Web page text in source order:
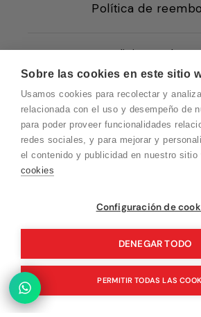
Sobre las cookies en este sitio
Usamos cookies para recolectar y
relacionada con el uso y desempeño de
para poder proveer funcionalidades
redes sociales, y para mejorar y
el contenido y publicidad en nuestro sitio
cookies
Configuración de
DENEGAR TODO
PERMITIR TODAS LAS
Política de
Condiciones de
Quiénes somos
Política de
Protección de
Blog EN
Blog DE
Blog IT
Vuelvo en un momento.
nuestro horario de atención